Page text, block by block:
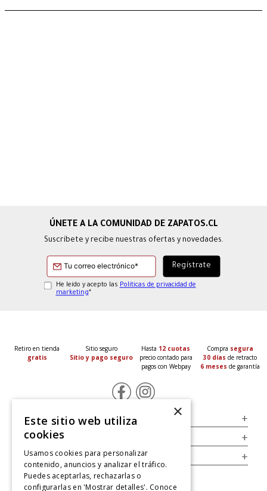
Suscríbete y recibe nuestras ofertas y novedades.
He leído y acepto las Políticas de privacidad de
marketing*
Retiro en tienda
gratis
Sitio seguro
Sitio y pago seguro
Hasta 12 cuotas
precio contado para
pagos con Webpay
Compra segura
30 días de retracto
6 meses de garantía
Servicio al Consumidor +
Legal +
Cuenta +
×
Este sitio web utiliza
cookies
Usamos cookies para personalizar
contenido, anuncios y analizar el tráfico.
Puedes aceptarlas, rechazarlas o
configurarlas en 'Mostrar detalles'. Conoce